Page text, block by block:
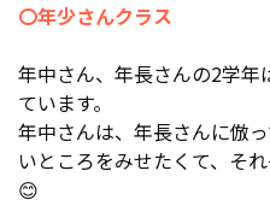
〇年少さんクラス
年中さん、年長さんの2学年
ています。
年中さんは、年長さんに倣
いところをみせたくて、そ
😊